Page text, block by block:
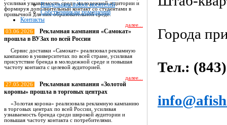
Владельцам indoor носителей
Собственникам помещений
Контакты
усиливая узнаваемость среди молодежной аудитории и
формируя дополнительный контакт со студентами в
привычной для них образовательной среде.
далее...
03.06.2026
Рекламная кампания «Самокат»
прошла в ВУЗах по всей России
Сервис доставки «Самокат» реализовал рекламную
кампанию в университетах по всей стране, усиливая
присутствие бренда в молодежной среде и повышая
частоту контакта с целевой аудиторией.
далее...
27.05.2026
Рекламная кампания «Золотой
короны» прошла в торговых центрах
«Золотая корона» реализовала рекламную кампанию
в торговых центрах по всей России, усиливая
узнаваемость бренда среди широкой аудитории и
повышая частоту контакта с потребителями.
Города
Тел.: